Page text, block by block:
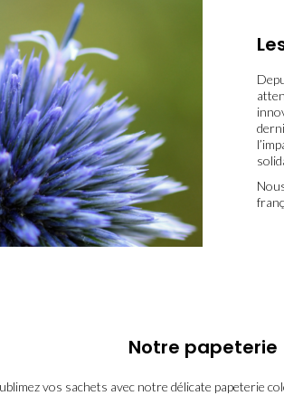
Notre papeterie
vos sachets avec notre délicate papeterie